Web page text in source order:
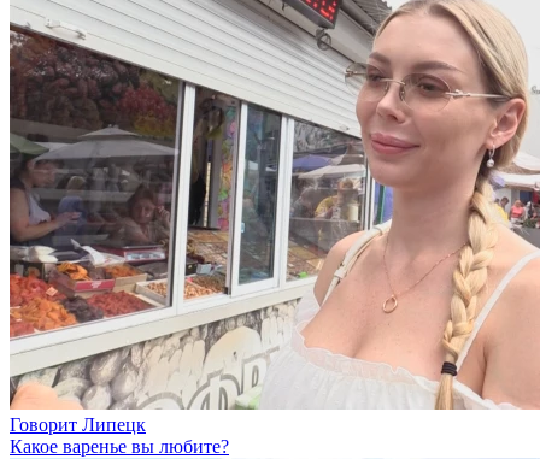
Говорит Липецк
Какое варенье вы любите?